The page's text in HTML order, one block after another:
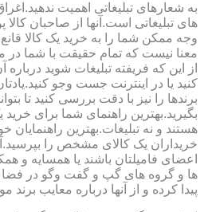
به شعارهای تبلیغاتی اهمیت
های تبلیغاتی است.آنها از صاحبان کالا
وجه ممکن شما را به خرید یک کالا قانع
معنا نیست که تمام حقیقت با شما
از این که فریفته تبلیغات شوید
کنید یا در اینترنت جست وجو
برندها را نیز با دقت بررسی کنید تا
بگیرید.بهترین راهنمای شما برای
هستند و نه تبلیغات.بهترین راهنمایان
خریداران یک کالای مشخص را
اعضای فامیلتان باشند یا همسایه و
ها و گروه های گپ و گفت وگو در فضای
پیدا کرده و از آنها درباره معایب